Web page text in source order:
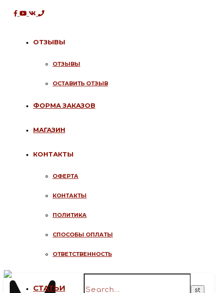
ОТЗЫВЫ
ОТЗЫВЫ
ОСТАВИТЬ ОТЗЫВ
ФОРМА ЗАКАЗОВ
МАГАЗИН
КОНТАКТЫ
ОФЕРТА
КОНТАКТЫ
ПОЛИТИКА
СПОСОБЫ ОПЛАТЫ
ОТВЕТСТВЕННОСТЬ
СТАТЬИ